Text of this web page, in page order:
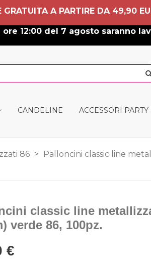
A PARTIRE DA 49,90
12:00 del 7 agosto saranno
CANDELINE ACCESSORI PARTY
86 > Palloncini classic line
classic line
verde 86, 100pz.
€